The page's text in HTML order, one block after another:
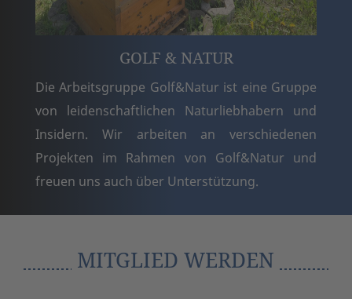
GOLF & NATUR
Die Arbeitsgruppe Golf&Natur ist eine Gruppe
von leidenschaftlichen Naturliebhabern und
Insidern. Wir arbeiten an verschiedenen
Projekten im Rahmen von Golf&Natur und
freuen uns auch über Unterstützung.
MITGLIED WERDEN